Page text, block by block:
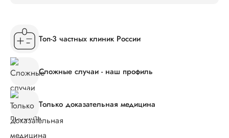
Топ-3 частных клиник России
Сложные случаи - наш профиль
Только доказательная медицина